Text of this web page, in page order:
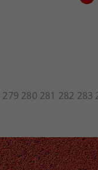
279 280 281 282 283